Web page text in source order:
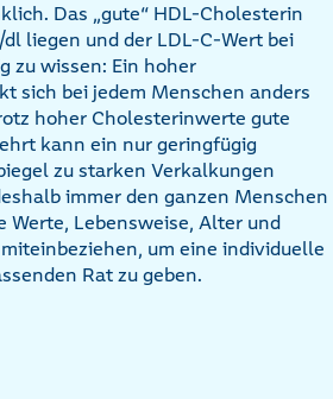
Das „gute“ HDL-Cholesterin
liegen und der LDL-C-Wert bei
zu wissen: Ein hoher
sich bei jedem Menschen anders
hoher Cholesterinwerte gute
kann ein nur geringfügig
zu starken Verkalkungen
immer den ganzen Menschen
Werte, Lebensweise, Alter und
um eine individuelle
Rat zu geben.